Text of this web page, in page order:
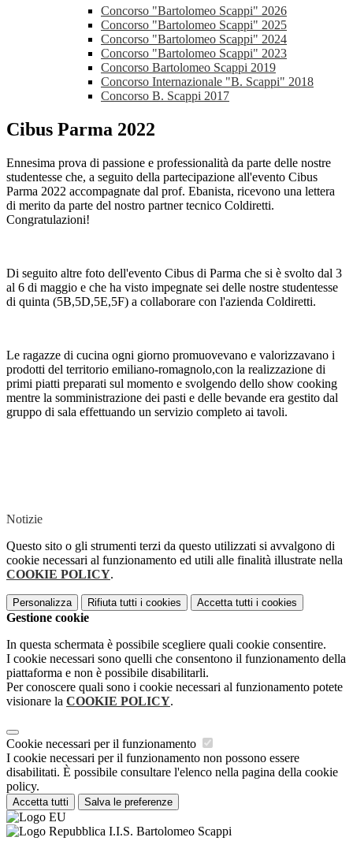
Concorso "Bartolomeo Scappi" 2026
Concorso "Bartolomeo Scappi" 2025
Concorso "Bartolomeo Scappi" 2024
Concorso "Bartolomeo Scappi" 2023
Concorso Bartolomeo Scappi 2019
Concorso Internazionale "B. Scappi" 2018
Concorso B. Scappi 2017
Cibus Parma 2022
Ennesima prova di passione e professionalità da parte delle nostre
studentesse che, a seguito della partecipazione all'evento Cibus
Parma 2022 accompagnate dal prof. Ebanista, ricevono una lettera
di merito da parte del nostro partner tecnico Coldiretti.
Congratulazioni!
Di seguito altre foto dell'evento Cibus di Parma che si è svolto dal 3
al 6 di maggio e che ha visto impegnate sei delle nostre studentesse
di quinta (5B,5D,5E,5F) a collaborare con l'azienda Coldiretti.
Le ragazze di cucina ogni giorno promuovevano e valorizzavano i
prodotti del territorio emiliano-romagnolo,con la realizzazione di
primi piatti preparati sul momento e svolgendo dello show cooking
mentre la somministrazione dei pasti e delle bevande era gestito dal
gruppo di sala effettuando un servizio completo ai tavoli.
Notizie
Questo sito o gli strumenti terzi da questo utilizzati si avvalgono di
cookie necessari al funzionamento ed utili alle finalità illustrate nella
COOKIE POLICY.
Personalizza Rifiuta tutti i cookies Accetta tutti i cookies
Gestione cookie
In questa schermata è possibile scegliere quali cookie consentire.
I cookie necessari sono quelli che consentono il funzionamento della
piattaforma e non è possibile disabilitarli.
Per conoscere quali sono i cookie necessari al funzionamento potete
visionare la COOKIE POLICY.
Cookie necessari per il funzionamento
I cookie necessari per il funzionamento non possono essere
disabilitati. È possibile consultare l'elenco nella pagina della cookie
policy.
Accetta tutti Salva le preferenze
I.I.S. Bartolomeo Scappi